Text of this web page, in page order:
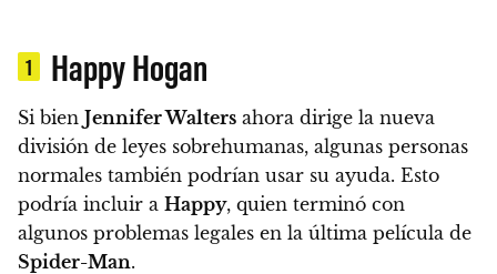
1 Happy Hogan
Si bien Jennifer Walters ahora dirige la nueva
división de leyes sobrehumanas, algunas personas
normales también podrían usar su ayuda. Esto
podría incluir a Happy, quien terminó con
algunos problemas legales en la última película de
Spider-Man.